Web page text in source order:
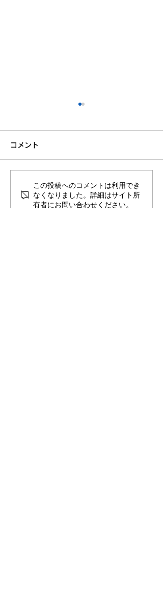
トルエンの代替品とは？
コメント
この投稿へのコメントは利用でき
なくなりました。詳細はサイト所
有者にお問い合わせください。